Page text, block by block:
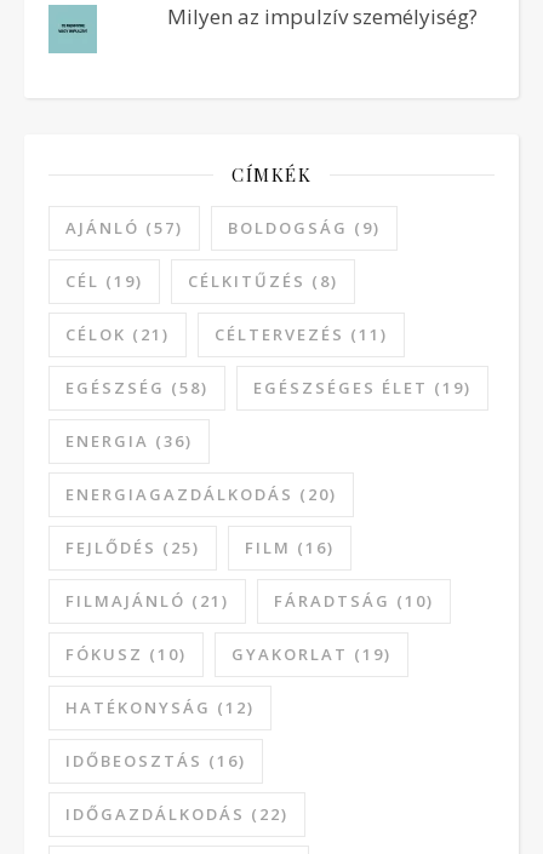
Milyen az impulzív személyiség?
CÍMKÉK
AJÁNLÓ (57) BOLDOGSÁG (9)
CÉL (19) CÉLKITŰZÉS (8)
CÉLOK (21) CÉLTERVEZÉS (11)
EGÉSZSÉG (58) EGÉSZSÉGES ÉLET (19)
ENERGIA (36)
ENERGIAGAZDÁLKODÁS (20)
FEJLŐDÉS (25) FILM (16)
FILMAJÁNLÓ (21) FÁRADTSÁG (10)
FÓKUSZ (10) GYAKORLAT (19)
HATÉKONYSÁG (12)
IDŐBEOSZTÁS (16)
IDŐGAZDÁLKODÁS (22)